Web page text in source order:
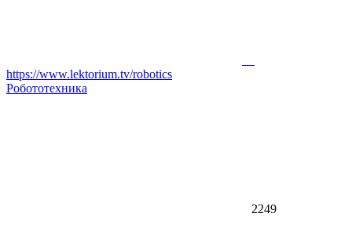
https://www.lektorium.tv/robotics
Робототехника
2249